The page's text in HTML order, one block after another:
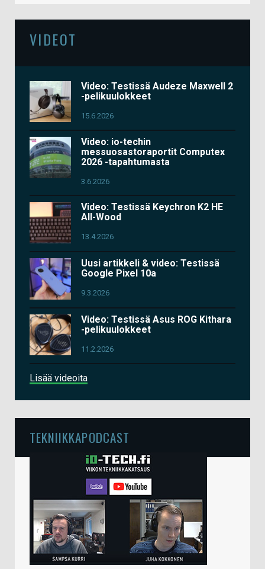
VIDEOT
Video: Testissä Audeze Maxwell 2
-pelikuulokkeet
15.6.2026
Video: io-techin
messuosastoraportit Computex
2026 -tapahtumasta
3.6.2026
Video: Testissä Keychron K2 HE
All-Wood
13.4.2026
Uusi artikkeli & video: Testissä
Google Pixel 10a
9.3.2026
Video: Testissä Asus ROG Kithara
-pelikuulokkeet
11.2.2026
Lisää videoita
TEKNIIKKAPODCAST